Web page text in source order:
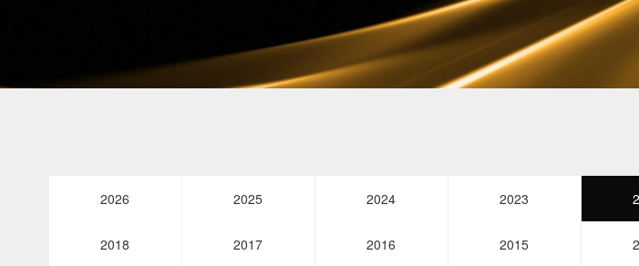
2026 2025 2024 2023
2018 2017 2016 2015